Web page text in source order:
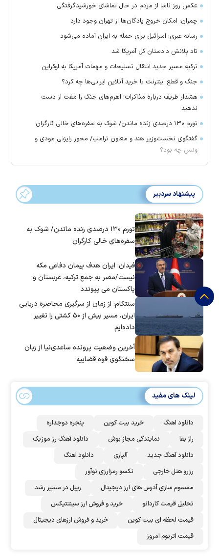
عکس روز ناسا از مردم در حال تماشای خورشیدگرفتگی
چمران: امکان خروج پادگان‌ها از تهران وجود دارد
رسانه عبری: اسرائیل برای حمله به ایران آماده می‌شود
تاد بلانش دادستان کل آمریکا شد
ترکیه مسیر جدید انتقال تسلیحات و مهمات آمریکا به اوکراین
جنگ و قطع اینترنت با خرید آنلاین ایرانی‌ها چه کرد؟
هشدار ظریف درباره مذاکرات؛ اهرم‌های جنگ را مفت از دست
ندهید
تورم ۱۳۰ درصدی زنده ماندن/ شوک به سفره‌های خالی کارگران
گفتگوی نخست‌وزیر هند و معاون ترامپ/ محور رایزنی مودی و
ونس چه بود؟
پیشنهاد سردبیر
تورم ۱۳۰ درصدی زنده ماندن/ شوک به
سفره‌های خالی کارگران
فیدان: ایران هدف پیمان دفاعی مکه
نیست/مصر به جمع ترکیه، عربستان و
پاکستان می پیوندد
سنتکام: از زمان از سرگیری محاصره دریایی
ایران، مسیر بیش از ۵۰ کشتی را تغییر
داده‌ایم
آخرین وضعیت پرونده ساعدی‌نیا از زبان
سخنگوی قوه قضاییه
لینک های مفید
دانلود اهنگ خرید بیت کوین
پنجره دوجداره
راز بقا
نمایندگی مجاز بوش
دانلود آهنگ رز‌ موزیک
دانلود آهنگ جدید
آلپاری
دانلود اهنگ
رزرو هتل خارجی
نکسو رمزارزی نوآور
مسموم سازی آدرس های ارز دیجیتال
ریپل در مسیر رشد
تحلیل قیمت کاردانو
خرید و فروش ارز سینتتیکس
قیمت لحظه ای بیت کوین
خرید و فروش ارزهای دیجیتال
قیمت اتریوم امروز